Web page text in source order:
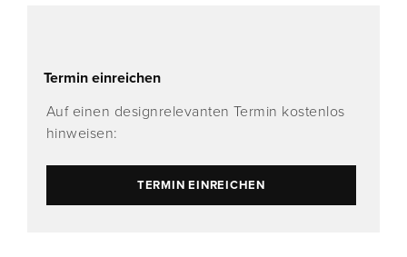
Termin einreichen
Auf einen designrelevanten Termin kostenlos
hinweisen:
TERMIN EINREICHEN